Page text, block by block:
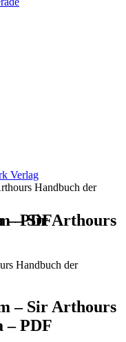
Verlag
Handbuch der
– PDF
– Sir Arthours
– PDF